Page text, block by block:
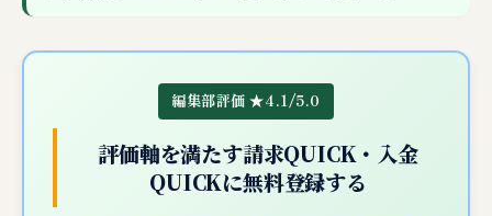
編集部評価 ★4.1/5.0
評価軸を満たす請求QUICK・入金
QUICKに無料登録する